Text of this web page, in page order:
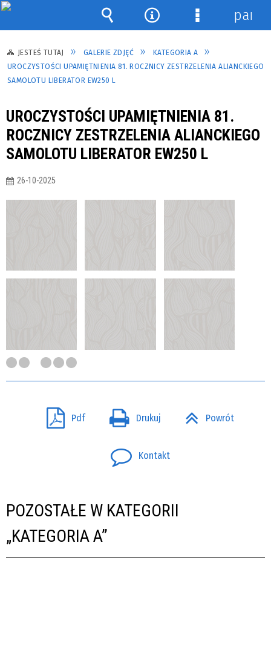
JESTEŚ TUTAJ GALERIE ZDJĘĆ
KATEGORIA A
UROCZYSTOŚCI UPAMIĘTNIENIA 81. ROCZNICY ZESTRZELENIA ALIANCKIEGO
SAMOLOTU LIBERATOR EW250 L
UROCZYSTOŚCI UPAMIĘTNIENIA 81.
ROCZNICY ZESTRZELENIA ALIANCKIEGO
SAMOLOTU LIBERATOR EW250 L
26-10-2025
Pdf Drukuj Powrót
Kontakt
POZOSTAŁE W KATEGORII
„KATEGORIA A”
Wyszukiwarka
NarzędziaMenu
szczegółowe
panel